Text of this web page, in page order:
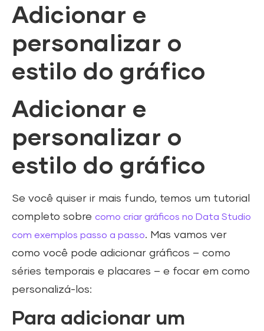
Adicionar e
personalizar o
estilo do gráfico
Adicionar e
personalizar o
estilo do gráfico
Se você quiser ir mais fundo, temos um tutorial
completo sobre como criar gráficos no Data Studio
com exemplos passo a passo. Mas vamos ver
como você pode adicionar gráficos – como
séries temporais e placares – e focar em como
personalizá-los:
Para adicionar um